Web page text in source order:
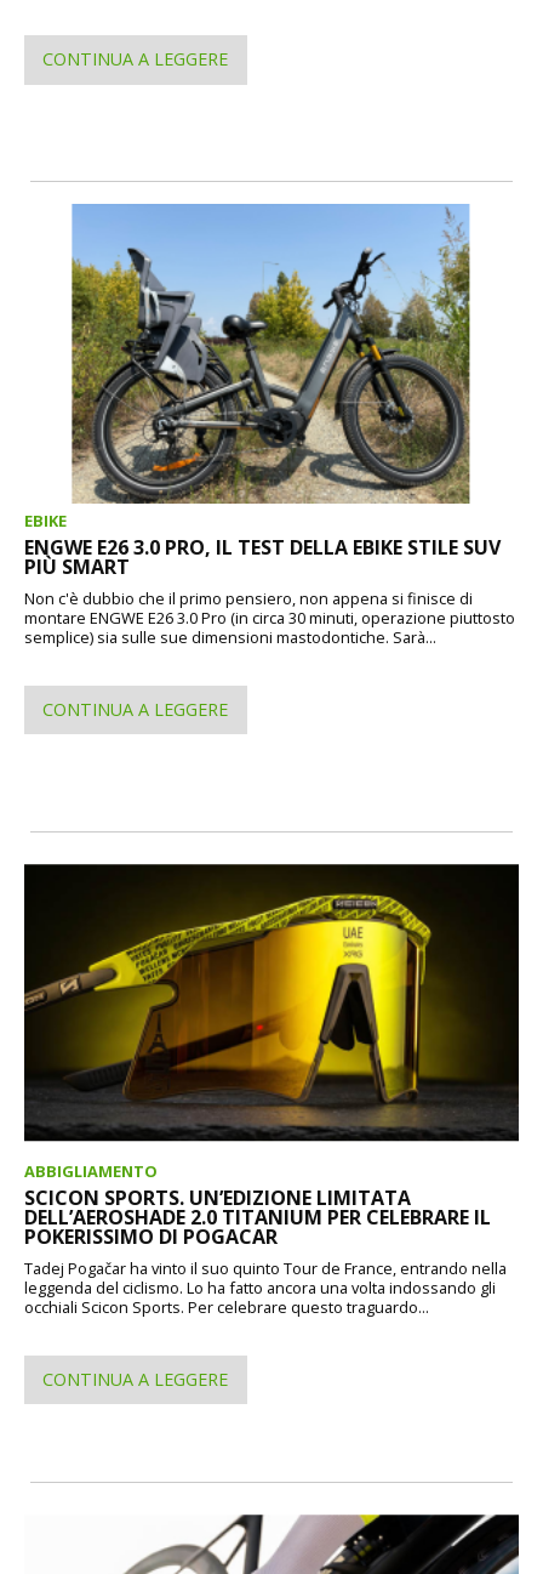
CONTINUA A LEGGERE
EBIKE
ENGWE E26 3.0 PRO, IL TEST DELLA EBIKE STILE SUV
PIÙ SMART
Non c'è dubbio che il primo pensiero, non appena si finisce di
montare ENGWE E26 3.0 Pro (in circa 30 minuti, operazione piuttosto
semplice) sia sulle sue dimensioni mastodontiche. Sarà...
CONTINUA A LEGGERE
ABBIGLIAMENTO
SCICON SPORTS. UN’EDIZIONE LIMITATA
DELL’AEROSHADE 2.0 TITANIUM PER CELEBRARE IL
POKERISSIMO DI POGACAR
Tadej Pogačar ha vinto il suo quinto Tour de France, entrando nella
leggenda del ciclismo. Lo ha fatto ancora una volta indossando gli
occhiali Scicon Sports. Per celebrare questo traguardo...
CONTINUA A LEGGERE